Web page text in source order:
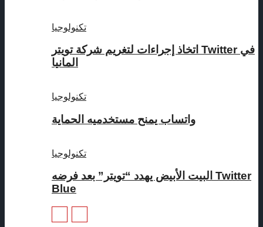
تكنولوجيا
اتخاذ إجراءات لتغريم شركة تويتر Twitter في
المانيا
تكنولوجيا
واتساب يمنح مستخدميه الحماية
تكنولوجيا
البيت الأبيض يهدد “تويتر” بعد فرضه Twitter
Blue